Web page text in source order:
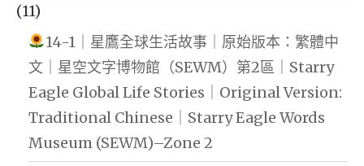
(11)
14-1｜星鷹全球生活故事｜原始版本：繁體中
文｜星空文字博物館（SEWM）第2區｜Starry
Eagle Global Life Stories｜Original Version:
Traditional Chinese｜Starry Eagle Words
Museum (SEWM)–Zone 2